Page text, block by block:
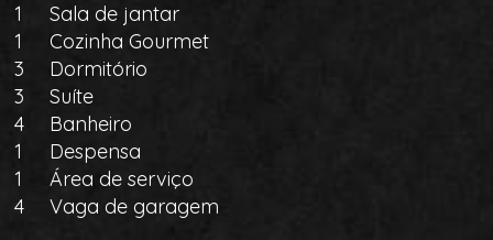
1
Sala de jantar
1
Cozinha Gourmet
3
Dormitório
3
Suíte
4
Banheiro
1
Despensa
1
Área de serviço
4
Vaga de garagem